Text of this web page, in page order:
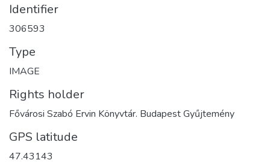
Identifier
306593
Type
IMAGE
Rights holder
Fővárosi Szabó Ervin Könyvtár. Budapest Gyűjtemény
GPS latitude
47.43143